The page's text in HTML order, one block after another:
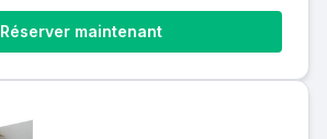
Réserver maintenant